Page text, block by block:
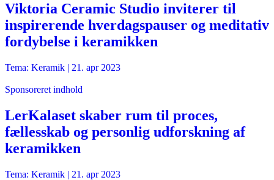
Viktoria Ceramic Studio inviterer til
inspirerende hverdagspauser og meditativ
fordybelse i keramikken
Tema: Keramik | 21. apr 2023
Sponsoreret indhold
LerKalaset skaber rum til proces,
fællesskab og personlig udforskning af
keramikken
Tema: Keramik | 21. apr 2023